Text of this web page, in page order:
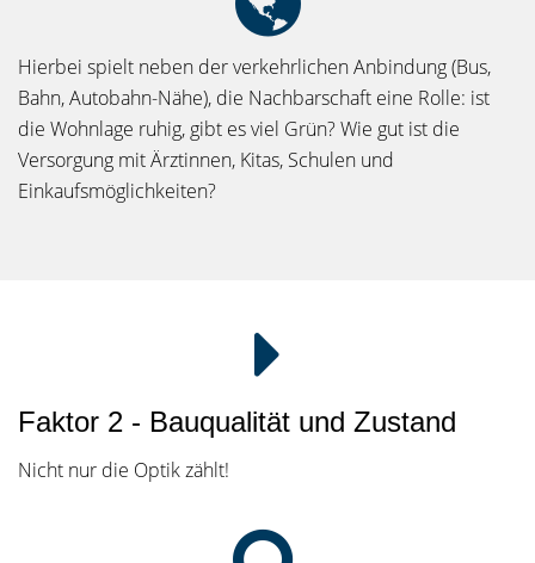
Hierbei spielt neben der verkehrlichen Anbindung (Bus,
Bahn, Autobahn-Nähe), die Nachbarschaft eine Rolle: ist
die Wohnlage ruhig, gibt es viel Grün? Wie gut ist die
Versorgung mit Ärztinnen, Kitas, Schulen und
Einkaufsmöglichkeiten?
Faktor 2 - Bauqualität und Zustand
Nicht nur die Optik zählt!